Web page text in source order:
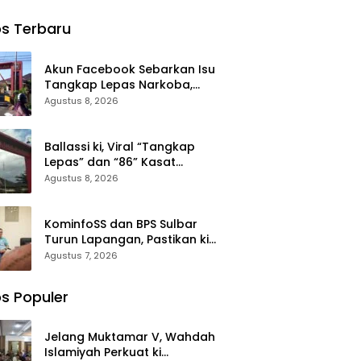
Saloleyang,
Nyata di
Tengah
Musim
Keamanan
Negeri
Terbaru
Akun Facebook Sebarkan Isu
Tangkap Lepas Narkoba,
Kasat Narkoba Polres Takalar:
Agustus 8, 2026
Ballassi ki, Viral “Tangkap
Lepas” dan “86” Kasat
Narkoba Polres Takalar Sebut
Agustus 8, 2026
KominfoSS dan BPS Sulbar
Turun Lapangan, Pastikan ki
Sensus Ekonomi 2026 Berjalan
Agustus 7, 2026
Populer
Jelang Muktamar V, Wahdah
Islamiyah Perkuat ki